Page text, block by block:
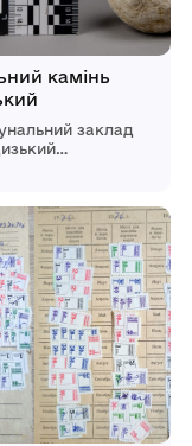
камінь
заклад
міської